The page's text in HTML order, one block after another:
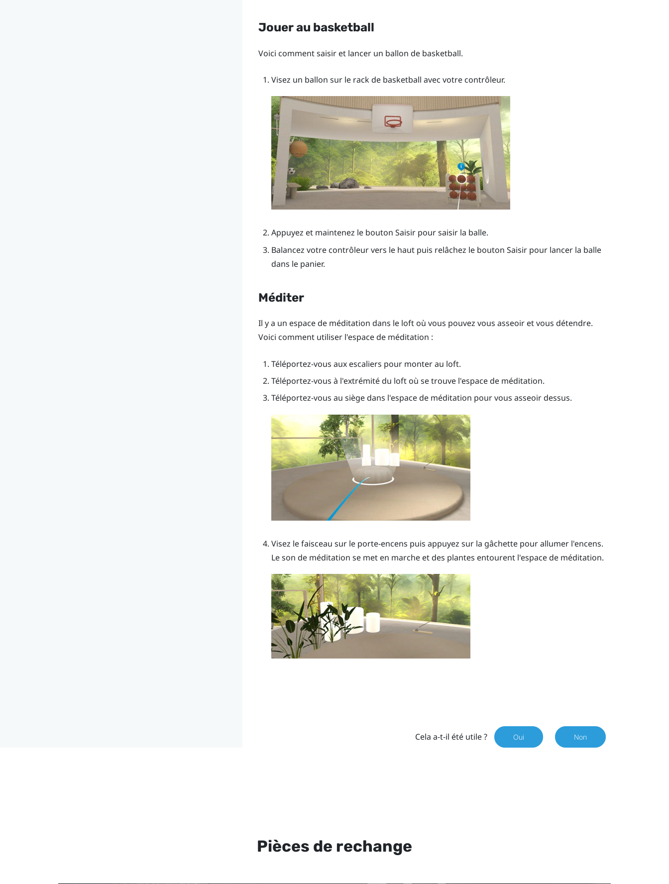
Jouer au basketball
Voici comment saisir et lancer un ballon de basketball.
Visez un ballon sur le rack de basketball avec votre contrôleur.
Appuyez et maintenez le bouton Saisirpour saisir la balle.
Balancez votre contrôleur vers le haut puis relâchez le bouton Saisirpour lancer la balle
dans le panier.
Méditer
Il y a un espace de méditation dans le loft où vous pouvez vous asseoir et vous détendre.
Voici comment utiliser l'espace de méditation :
Téléportez-vous aux escaliers pour monter au loft.
Téléportez-vous à l'extrémité du loft où se trouve l'espace de méditation.
Téléportez-vous au siège dans l'espace de méditation pour vous asseoir dessus.
Visez le faisceau sur le porte-encens puis appuyez sur la gâchettepour allumer l'encens.
Le son de méditation se met en marche et des plantes entourent l'espace de méditation.
Cela a-t-il été utile ? Oui Non
Pièces de rechange